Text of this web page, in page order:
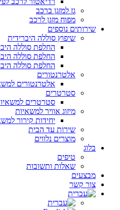
גז למזגן ברכב
מפוח מזגן לרכב
שירותים נוספים
שיפוץ סוללה היברידית
החלפת סוללה
החלפת סוללה
החלפת סוללה
אלטרנטורים
אלטרנטורים
סטרטרים
סטרטרים
מיזוג אוויר למשאיות
יחידות קירור
שירות עד הבית
מוצרים נלווים
בלוג
טיפים
שאלות ותשובות
מבצעים
צור קשר